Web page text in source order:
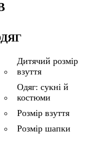
Дитячий розмір
взуття
Одяг: сукні й
костюми
Розмір взуття
Розмір шапки